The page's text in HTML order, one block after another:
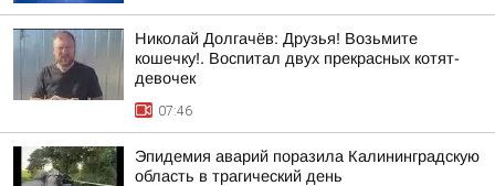
Николай Долгачёв: Друзья! Возьмите
кошечку!. Воспитал двух прекрасных котят-
девочек
07:46
Эпидемия аварий поразила Калининградскую
область в трагический день